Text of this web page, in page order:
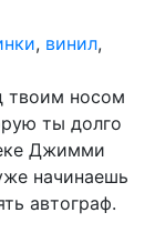
, винил,
твоим носом
ты долго
Джимми
начинаешь
автограф.